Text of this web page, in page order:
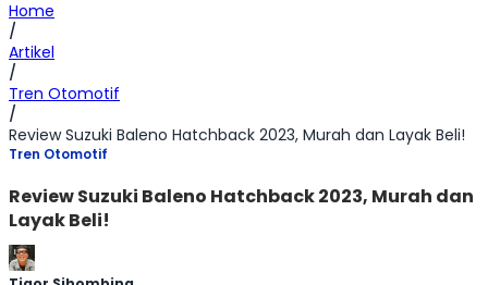
Home
/
Artikel
/
Tren Otomotif
/
Review Suzuki Baleno Hatchback 2023, Murah dan Layak Beli!
Tren Otomotif
Review Suzuki Baleno Hatchback 2023, Murah dan
Layak Beli!